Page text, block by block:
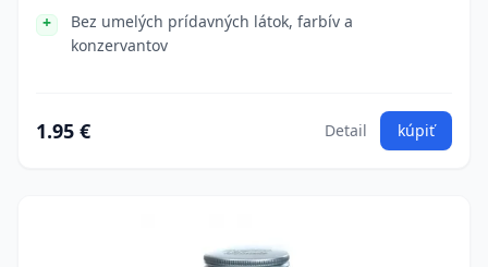
Bez umelých prídavných látok, farbív a
konzervantov
1.95 € Detail kúpiť